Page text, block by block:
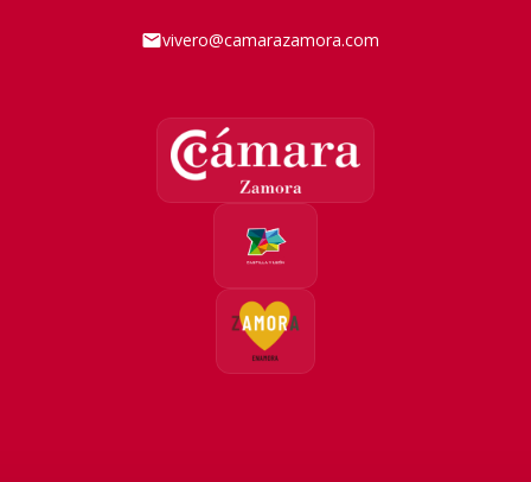
vivero@camarazamora.com